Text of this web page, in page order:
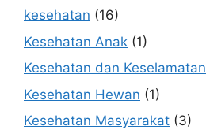
kesehatan (16)
Kesehatan Anak (1)
Kesehatan dan Keselamatan
Kesehatan Hewan (1)
Kesehatan Masyarakat (3)